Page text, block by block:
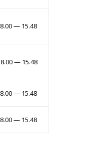
8.00 — 15.48
8.00 — 15.48
8.00 — 15.48
8.00 — 15.48